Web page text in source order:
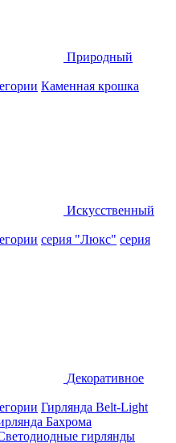
Природный
Каменная крошка
Искусственный
серия "Люкс" серия
Декоративное
Гирлянда Belt-Light
Бахрома
гирлянды